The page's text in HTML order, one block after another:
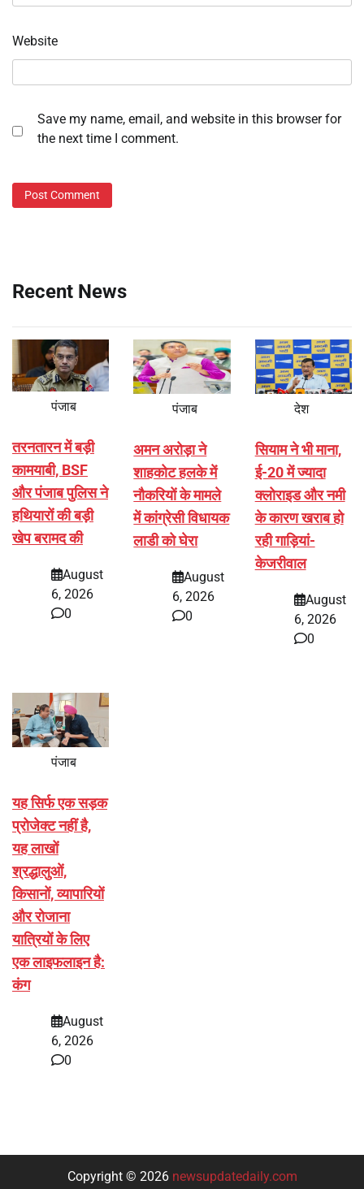
Website
Save my name, email, and website in this browser for
the next time I comment.
Recent News
पंजाब
तरनतारन में बड़ी
कामयाबी, BSF
और पंजाब पुलिस ने
हथियारों की बड़ी
खेप बरामद की
August
6, 2026
0
पंजाब
अमन अरोड़ा ने
शाहकोट हलके में
नौकरियों के मामले
में कांग्रेसी विधायक
लाडी को घेरा
August
6, 2026
0
देश
सियाम ने भी माना,
ई-20 में ज्यादा
क्लोराइड और नमी
के कारण खराब हो
रही गाड़ियां-
केजरीवाल
August
6, 2026
0
पंजाब
यह सिर्फ एक सड़क
प्रोजेक्ट नहीं है,
यह लाखों
श्रद्धालुओं,
किसानों, व्यापारियों
और रोजाना
यात्रियों के लिए
एक लाइफलाइन है:
कंग
August
6, 2026
0
Copyright © 2026 newsupdatedaily.com